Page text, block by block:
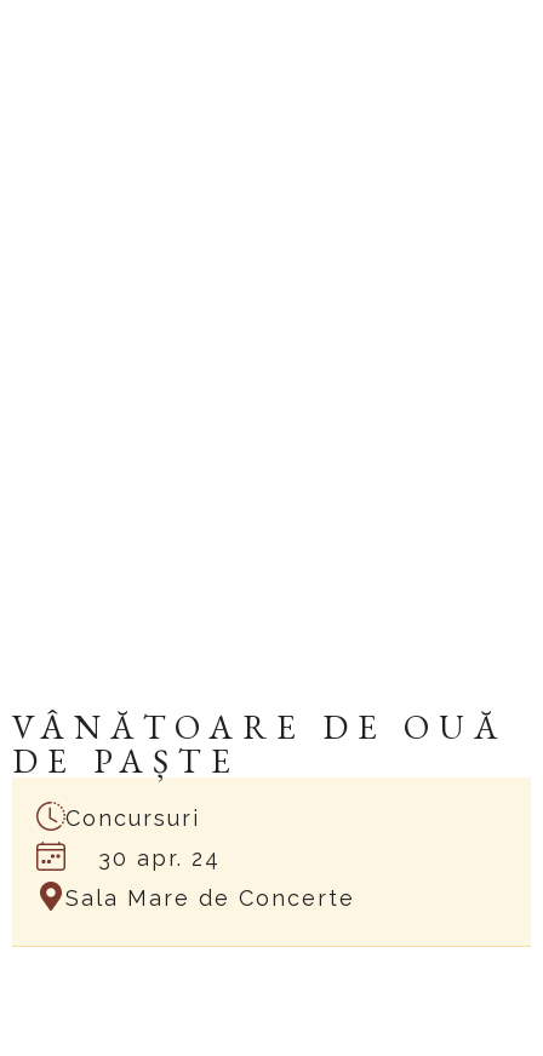
VÂNĂTOARE DE OUĂ
DE PAȘTE
Concursuri
30 apr. 24
Sala Mare de Concerte